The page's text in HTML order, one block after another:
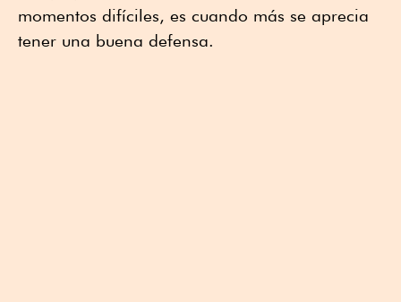
momentos difíciles, es cuando más se aprecia
tener una buena defensa.